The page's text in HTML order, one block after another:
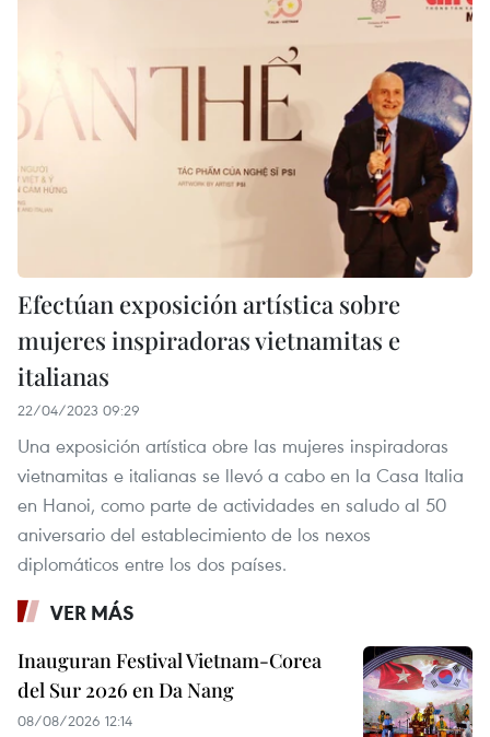
Efectúan exposición artística sobre
mujeres inspiradoras vietnamitas e
italianas
22/04/2023 09:29
Una exposición artística obre las mujeres inspiradoras
vietnamitas e italianas se llevó a cabo en la Casa Italia
en Hanoi, como parte de actividades en saludo al 50
aniversario del establecimiento de los nexos
diplomáticos entre los dos países.
VER MÁS
Inauguran Festival Vietnam-Corea
del Sur 2026 en Da Nang
08/08/2026 12:14